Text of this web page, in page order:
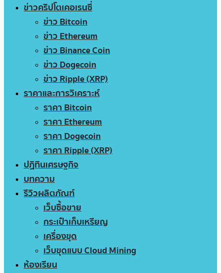
ข่าวคริปโตเคอเรนซี่
ข่าว Bitcoin
ข่าว Ethereum
ข่าว Binance Coin
ข่าว Dogecoin
ข่าว Ripple (XRP)
ราคาและการวิเคราะห์
ราคา Bitcoin
ราคา Ethereum
ราคา Dogecoin
ราคา Ripple (XRP)
ปฏิทินเศรษฐกิจ
บทความ
รีวิวผลิตภัณฑ์
เว็บซื้อขาย
กระเป๋าเก็บเหรียญ
เครื่องขุด
เว็บขุดแบบ Cloud Mining
ห้องเรียน